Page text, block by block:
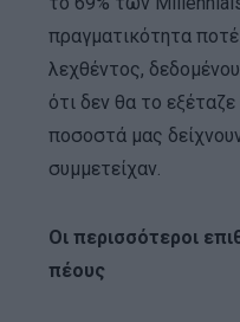
πραγματικότητα
λεχθέντος,
ότι δεν θα το
ποσοστά μας
συμμετείχαν.
Οι περισσότεροι
πέους